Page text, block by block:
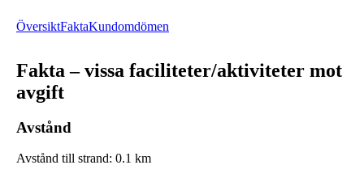
ÖversiktFaktaKundomdömen
Fakta – vissa faciliteter/aktiviteter mot
avgift
Avstånd
Avstånd till strand: 0.1 km